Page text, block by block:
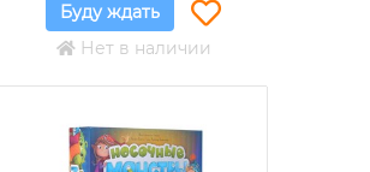
Буду ждать
Нет в наличии